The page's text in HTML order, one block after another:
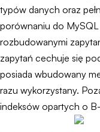
typów danych oraz
porównaniu do
rozbudowanymi
zapytań cechuje się
posiada wbudowany
razu wykorzystany.
indeksów opartych o